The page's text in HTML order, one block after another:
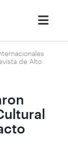
de Alto